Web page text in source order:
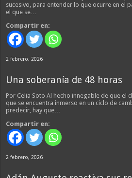
sucesivo, para entender lo que ocurre en el
el que se…
Compartir en:
2 febrero, 2026
Una soberanía de 48 horas
Por Celia Soto Al hecho innegable de que el
que se encuentra inmerso en un ciclo de
predecir, hay que…
Compartir en:
2 febrero, 2026